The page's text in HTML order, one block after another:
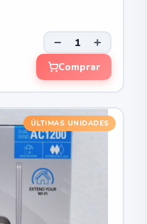
− +
Comprar
ÚLTIMAS UNIDADES